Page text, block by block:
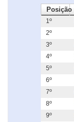
Posição
1º
2º
3º
4º
5º
6º
7º
8º
9º